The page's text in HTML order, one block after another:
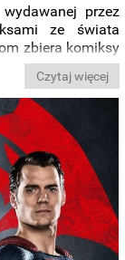
przez
ze świata
zbiera komiksy
w Polsce wStar
Czytaj więcej